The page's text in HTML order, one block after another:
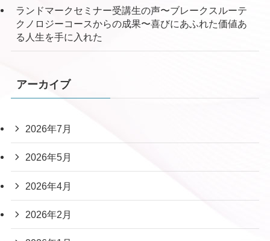
ランドマークセミナー受講生の声〜ブレークスルーテ
クノロジーコースからの成果〜喜びにあふれた価値あ
る人生を手に入れた
アーカイブ
2026年7月
2026年5月
2026年4月
2026年2月